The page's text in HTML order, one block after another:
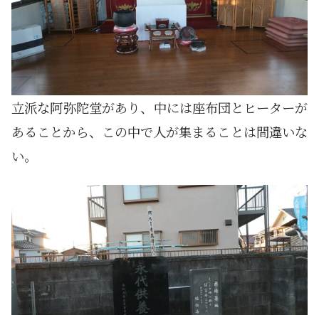
立派な阿弥陀堂があり、中には座布団とヒーターが
あることから、この中で人が集まることは間違いな
い。